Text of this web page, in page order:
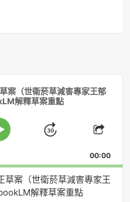
案（世衛菸草減害專家王郁
解釋草案重點
Jump
Forward
Share
00:00
草案（世衛菸草減害專家王
解釋草案重點